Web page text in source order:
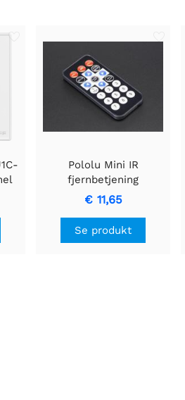
Pololu Mini IR
fjernbetjening
€ 11,65
Se produkt